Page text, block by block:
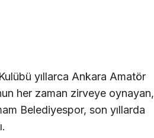
yıllarca Ankara Amatör
her zaman zirveye oynayan,
Belediyespor, son yıllarda